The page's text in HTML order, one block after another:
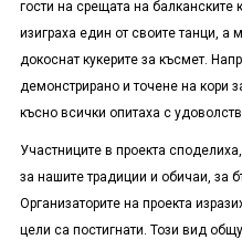
гости на срещата на балканските
изиграха един от своите танци, а
докоснат кукерите за късмет.
демонстрирано и точене на кори
късно всички опитаха с
Участниците в проекта
за нашите традиции и обичаи, за
Организаторите на проекта
цели са постигнати. Този вид